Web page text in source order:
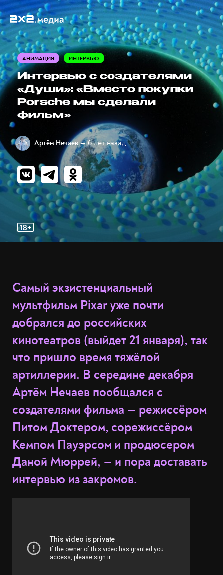
АНИМАЦИЯ ИНТЕРВЬЮ
Интервью с создателями
«Души»: «Вместо покупки
Porsche мы сделали
фильм»
Артём Нечаев — 6 лет назад
Самый экзистенциальный
мультфильм Pixar уже почти
добрался до российских
кинотеатров (выйдет 21 января), так
что пришло время тяжёлой
артиллерии. В середине декабря
Артём Нечаев пообщался с
создателями фильма — режиссёром
Питом Доктером, сорежиссёром
Кемпом Пауэрсом и продюсером
Даной Мюррей, — и пора доставать
интервью из закромов.